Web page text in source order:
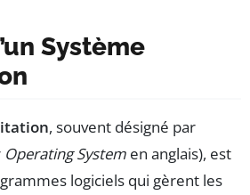
Système
, souvent désigné par
Operating System en anglais), est
logiciels qui gèrent les